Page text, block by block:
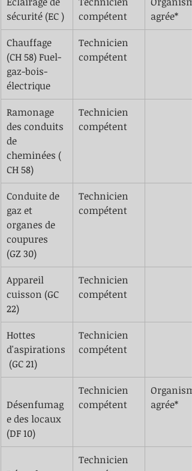
sécurité (EC )
compétent
agrée*
Chauffage
(CH 58) Fuel-
gaz-bois-
électrique
Technicien
compétent
Ramonage
des conduits
de
cheminées (
CH 58)
Technicien
compétent
Conduite de
gaz et
organes de
coupures
(GZ 30)
Technicien
compétent
​Appareil
cuisson (GC
22)
Technicien
compétent
​Hottes
d'aspirations
(GC 21)
​Technicien
compétent
Désenfumag
e des locaux
(DF 10)
Technicien
compétent
agrée*
​Technicien